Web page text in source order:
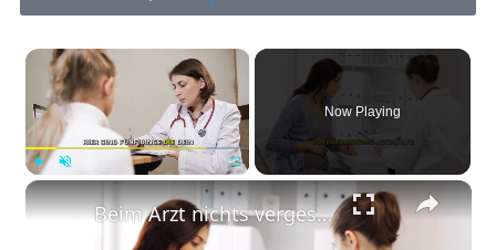
×
Now Playing
×
Beim Arzt nichts vergessen - Diese 5 Infos sind entscheidend!